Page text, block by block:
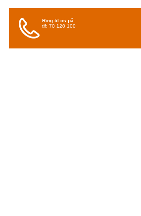
Ring til os på
tlf: 70 120 100